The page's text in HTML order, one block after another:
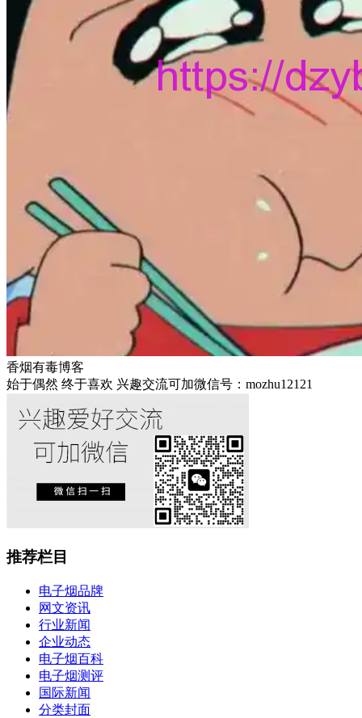
香烟有毒博客
始于偶然 终于喜欢 兴趣交流可加微信号：mozhu12121
推荐栏目
电子烟品牌
网文资讯
行业新闻
企业动态
电子烟百科
电子烟测评
国际新闻
分类封面